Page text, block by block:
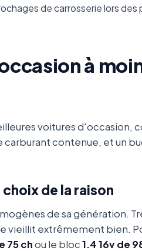
de carrosserie lors des
à
voitures d'occasion,
contenue, et un
choix de la raison
de sa génération.
vieillit extrêmement bien.
75 chou le bloc1.4 16v de